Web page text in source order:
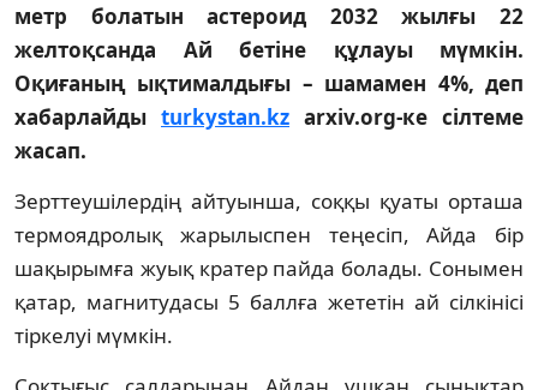
метр болатын астероид 2032 жылғы 22
желтоқсанда Ай бетіне құлауы мүмкін.
Оқиғаның ықтималдығы – шамамен 4%, деп
хабарлайды turkystan.kz arxiv.org-ке сілтеме
жасап.
Зерттеушілердің айтуынша, соққы қуаты орташа
термоядролық жарылыспен теңесіп, Айда бір
шақырымға жуық кратер пайда болады. Сонымен
қатар, магнитудасы 5 баллға жететін ай сілкінісі
тіркелуі мүмкін.